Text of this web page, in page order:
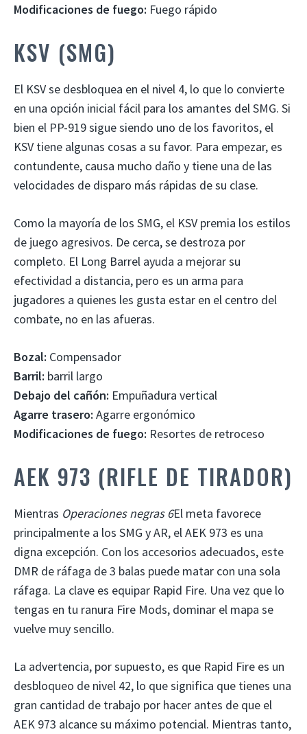
Modificaciones de fuego: Fuego rápido
KSV (SMG)
El KSV se desbloquea en el nivel 4, lo que lo convierte
en una opción inicial fácil para los amantes del SMG. Si
bien el PP-919 sigue siendo uno de los favoritos, el
KSV tiene algunas cosas a su favor. Para empezar, es
contundente, causa mucho daño y tiene una de las
velocidades de disparo más rápidas de su clase.
Como la mayoría de los SMG, el KSV premia los estilos
de juego agresivos. De cerca, se destroza por
completo. El Long Barrel ayuda a mejorar su
efectividad a distancia, pero es un arma para
jugadores a quienes les gusta estar en el centro del
combate, no en las afueras.
Bozal: Compensador
Barril: barril largo
Debajo del cañón: Empuñadura vertical
Agarre trasero: Agarre ergonómico
Modificaciones de fuego: Resortes de retroceso
AEK 973 (RIFLE DE TIRADOR)
Mientras Operaciones negras 6El meta favorece
principalmente a los SMG y AR, el AEK 973 es una
digna excepción. Con los accesorios adecuados, este
DMR de ráfaga de 3 balas puede matar con una sola
ráfaga. La clave es equipar Rapid Fire. Una vez que lo
tengas en tu ranura Fire Mods, dominar el mapa se
vuelve muy sencillo.
La advertencia, por supuesto, es que Rapid Fire es un
desbloqueo de nivel 42, lo que significa que tienes una
gran cantidad de trabajo por hacer antes de que el
AEK 973 alcance su máximo potencial. Mientras tanto,